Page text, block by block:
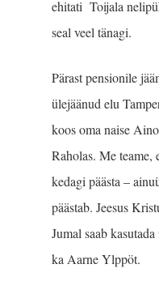
ehitati Toijala
seal veel tänagi.
Pärast pensionile
ülejäänud elu
koos oma naise
Raholas. Me teame,
kedagi päästa –
päästab. Jeesus
Jumal saab
ka Aarne Ylppöt.